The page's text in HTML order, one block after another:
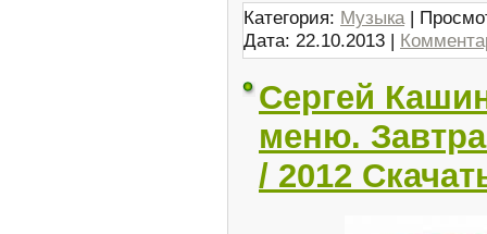
Категория: Музыка |
Дата: 22.10.2013 |
Сергей
меню.
/ 2012